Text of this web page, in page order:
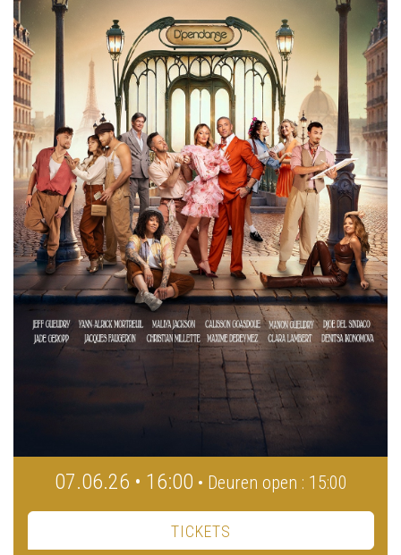
07.06.26 • 16:00 • Deuren open : 15:00
TICKETS